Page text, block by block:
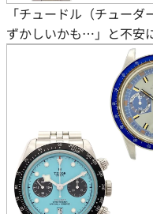
「チュードル（チュー
ずかしいかも…」と不安に思っ
板では「ロレックスの
声も見られますが、そ
もったいないことです。 チュードル（チューダー）は、ロ
レックス創業者ハンス
を手の届く価格で提供
たブラン